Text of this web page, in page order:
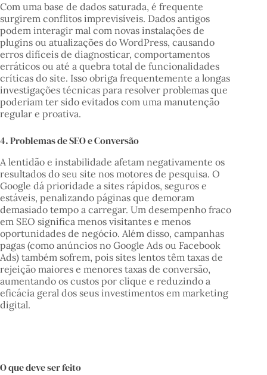
Com uma base de dados saturada, é frequente
surgirem conflitos imprevisíveis. Dados antigos
podem interagir mal com novas instalações de
plugins ou atualizações do WordPress, causando
erros difíceis de diagnosticar, comportamentos
erráticos ou até a quebra total de funcionalidades
críticas do site. Isso obriga frequentemente a longas
investigações técnicas para resolver problemas que
poderiam ter sido evitados com uma manutenção
regular e proativa.
4. Problemas de SEO e Conversão
A lentidão e instabilidade afetam negativamente os
resultados do seu site nos motores de pesquisa. O
Google dá prioridade a sites rápidos, seguros e
estáveis, penalizando páginas que demoram
demasiado tempo a carregar. Um desempenho fraco
em SEO significa menos visitantes e menos
oportunidades de negócio. Além disso, campanhas
pagas (como anúncios no Google Ads ou Facebook
Ads) também sofrem, pois sites lentos têm taxas de
rejeição maiores e menores taxas de conversão,
aumentando os custos por clique e reduzindo a
eficácia geral dos seus investimentos em marketing
digital.
O que deve ser feito